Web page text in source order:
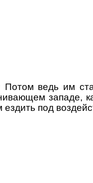
Потом ведь им
западе,
под